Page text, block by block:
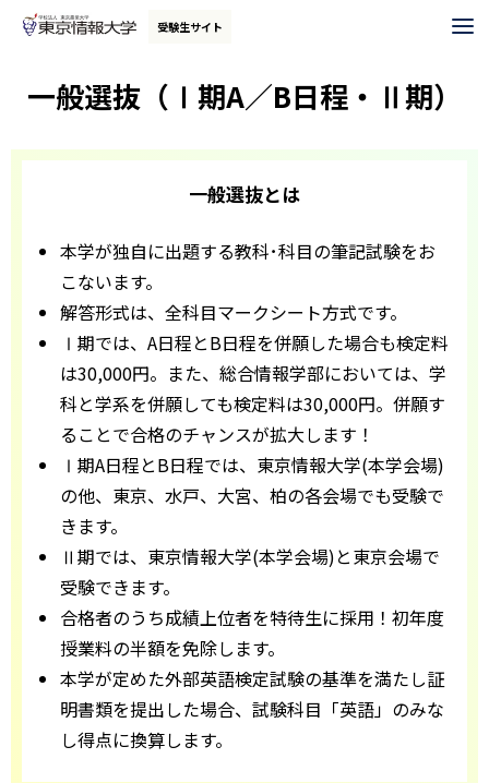
受験生サイト
一般選抜（Ⅰ期A／B日程・Ⅱ期）
一般選抜とは
本学が独自に出題する教科･科目の筆記試験をお
こないます。
解答形式は、全科目マークシート方式です。
Ⅰ期では、A日程とB日程を併願した場合も検定料
は30,000円。また、総合情報学部においては、学
科と学系を併願しても検定料は30,000円。併願す
ることで合格のチャンスが拡大します！
Ⅰ期A日程とB日程では、東京情報大学(本学会場)
の他、東京、水戸、大宮、柏の各会場でも受験で
きます。
Ⅱ期では、東京情報大学(本学会場)と東京会場で
受験できます。
合格者のうち成績上位者を特待生に採用！初年度
授業料の半額を免除します。
本学が定めた外部英語検定試験の基準を満たし証
明書類を提出した場合、試験科目「英語」のみな
し得点に換算します。